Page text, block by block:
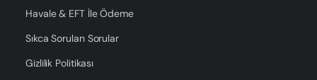
Havale & EFT İle Ödeme
Sıkca Sorulan Sorular
Gizlilik Politikası